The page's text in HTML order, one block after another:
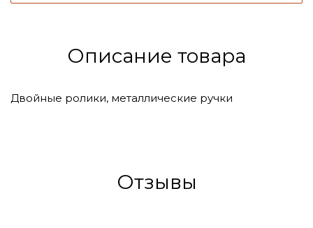
Описание товара
Двойные ролики, металлические ручки
Отзывы